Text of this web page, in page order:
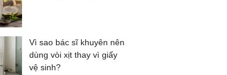
Vì sao bác sĩ khuyên nên
dùng vòi xịt thay vì giấy
vệ sinh?